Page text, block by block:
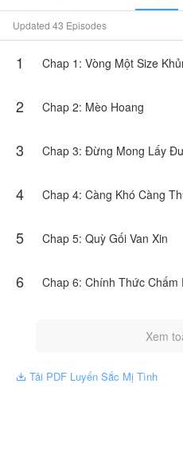
đến không ngừng nhung
tình yêu lại biến thành nút
Truyện này do Thiên
hiện lập trường của
Updated 43 Episodes
1 Chap 1: Vòng Một Size
2 Chap 2: Mèo Hoang
3 Chap 3: Đừng Mong Lấy
4 Chap 4: Càng Khó Càng
5 Chap 5: Quỳ Gối Van Xin
6 Chap 6: Chính Thức Chấm
Xem
 Tải PDF Luyến Sắc Mị Tình